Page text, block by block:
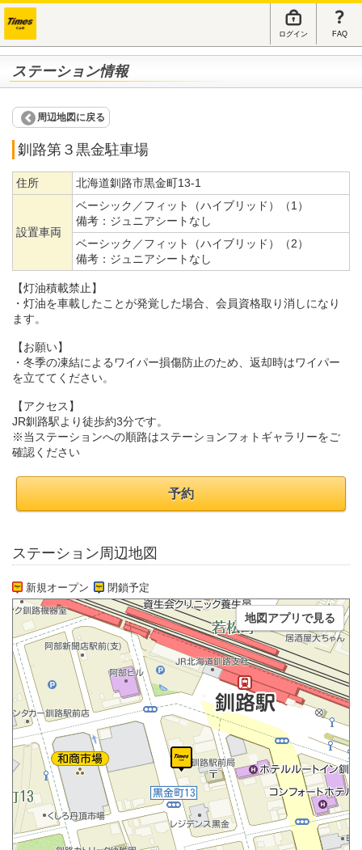
ログイン FAQ
ステーション情報
周辺地図に戻る
釧路第３黒金駐車場
住所 北海道釧路市黒金町13-1
設置車両
ベーシック／フィット（ハイブリッド）（1）
備考： ジュニアシートなし
ベーシック／フィット（ハイブリッド）（2）
備考： ジュニアシートなし
【灯油積載禁止】
・灯油を車載したことが発覚した場合、会員資格取り消しになり
ます。
【お願い】
・冬季の凍結によるワイパー損傷防止のため、返却時はワイパー
を立ててください。
【アクセス】
JR釧路駅より徒歩約3分です。
※当ステーションへの順路はステーションフォトギャラリーをご
確認ください
予約
ステーション周辺地図
新規オープン 閉鎖予定
地図アプリで見る